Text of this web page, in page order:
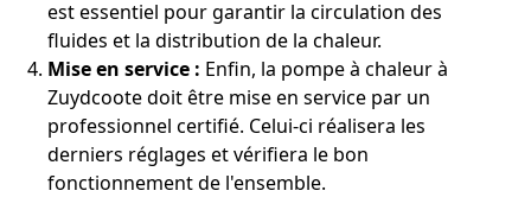
est essentiel pour garantir la circulation des
fluides et la distribution de la chaleur.
Mise en service : Enfin, la pompe à chaleur à
Zuydcoote doit être mise en service par un
professionnel certifié. Celui-ci réalisera les
derniers réglages et vérifiera le bon
fonctionnement de l'ensemble.